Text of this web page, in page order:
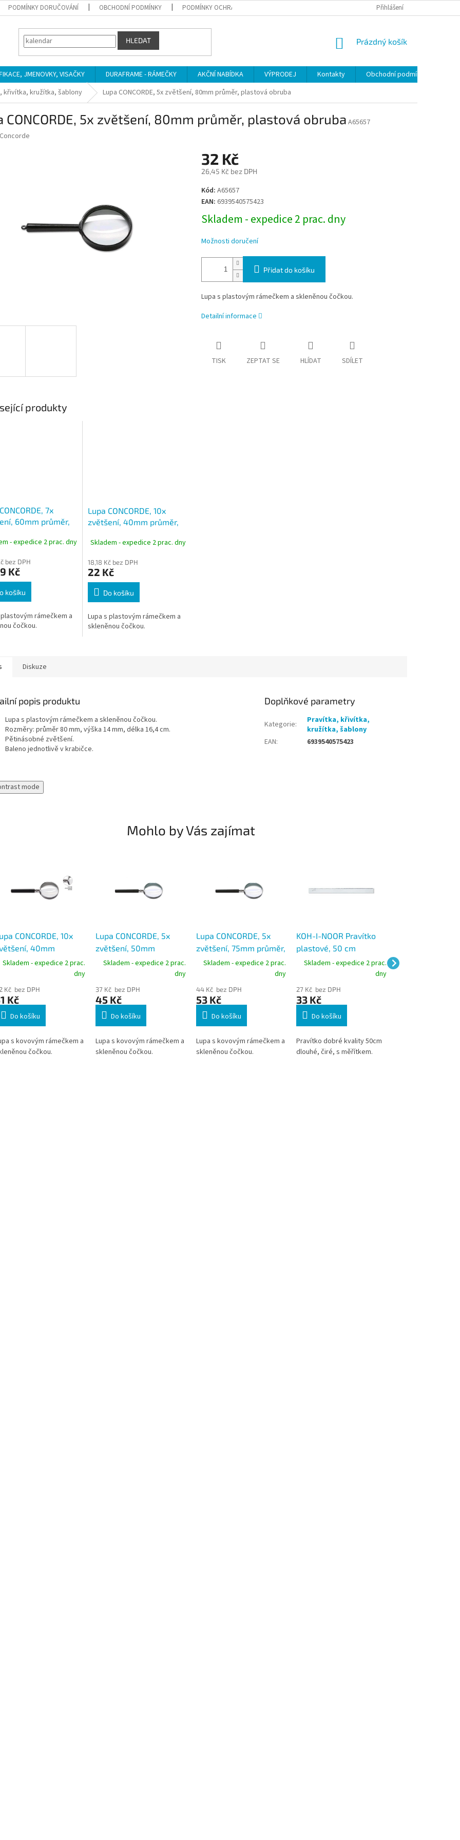
PODMÍNKY DORUČOVÁNÍ OBCHODNÍ PODMÍNKY PODMÍNKY OCHRANY OSOBNÍCH ÚDAJŮ Přihlášení
HLEDAT
NÁKUPNÍ
Prázdný košík
JMENOVKY, VISAČKY DURAFRAME - RÁMEČKY AKČNÍ NABÍDKA VÝPRODEJ Kontakty
Obchodní podmínky
křivítka, kružítka, šablony Lupa CONCORDE, 5x zvětšení, 80mm průměr, plastová obruba
CONCORDE, 5x zvětšení, 80mm průměr, plastová obruba A65657
Concorde
32 Kč
26,45 Kč bez DPH
Měrná
cena:
Kód: A65657
EAN: 6939540575423
Skladem - expedice 2 prac. dny
Možnosti doručení
Přidat do košíku
Lupa s plastovým rámečkem a skleněnou čočkou.
Detailní informace
TISK ZEPTAT SE HLÍDAT SDÍLET
produkty
7x
60mm průměr,
- expedice 2 prac. dny
bez DPH
Kč
košíku
rámečkem a
čočkou.
Lupa CONCORDE, 10x
zvětšení, 40mm průměr,
Skladem - expedice 2 prac. dny
18,18 Kč bez DPH
22 Kč
Do košíku
Lupa s plastovým rámečkem a
skleněnou čočkou.
Diskuze
popis produktu
Lupa s plastovým rámečkem a skleněnou čočkou.
Rozměry: průměr 80 mm, výška 14 mm, délka 16,4 cm.
Pětinásobné zvětšení.
Baleno jednotlivě v krabičce.
Doplňkové parametry
Kategorie:
Pravítka, křivítka,
kružítka, šablony
EAN: 6939540575423
mode
Mohlo by Vás zajímat
CONCORDE, 10x
40mm
průměr, kovová obruba
Skladem - expedice 2 prac.
dny
Kč bez DPH
Kč
Do košíku
s kovovým rámečkem a
čočkou.
Lupa CONCORDE, 5x
zvětšení, 50mm
průměr, kovová obruba
Skladem - expedice 2 prac.
dny
37 Kč bez DPH
45 Kč
Do košíku
Lupa s kovovým rámečkem a
skleněnou čočkou.
Lupa CONCORDE, 5x
zvětšení, 75mm průměr,
kovová obruba
Skladem - expedice 2 prac.
dny
44 Kč bez DPH
53 Kč
Do košíku
Lupa s kovovým rámečkem a
skleněnou čočkou.
KOH-I-NOOR Pravítko
plastové, 50 cm
transparentní
Skladem - expedice 2 prac.
dny
27 Kč bez DPH
33 Kč
Do košíku
Pravítko dobré kvality 50cm
dlouhé, čiré, s měřítkem.
republika